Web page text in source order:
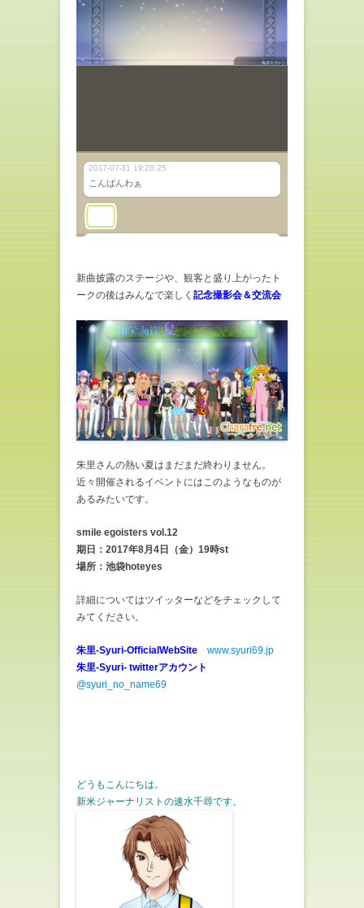
新曲披露のステージや、観客と盛り上がったト
ークの後はみんなで楽しく 記念撮影会＆交流会
朱里さんの熱い夏はまだまだ終わりません。
近々開催されるイベントにはこのようなものが
あるみたいです。
smile egoisters vol.12
期日：2017年8月4日（金）19時st
場所：池袋hoteyes
詳細についてはツイッターなどをチェックして
みてください。
朱里-Syuri-OfficialWebSite
www.syuri69.jp
朱里-Syuri- twitterアカウント
@syuri_no_name69
どうもこんにちは。
新米ジャーナリストの速水千尋です。